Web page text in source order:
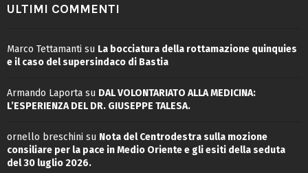
ULTIMI COMMENTI
Marco Tettamanti su La bocciatura della rottamazione quinquies
e il caso del supersindaco di Bastia
Armando Laporta su DAL VOLONTARIATO ALLA MEDICINA:
L’ESPERIENZA DEL DR. GIUSEPPE TALESA.
ornello breschini su Nota del Centrodestra sulla mozione
consiliare per la pace in Medio Oriente e gli esiti della seduta
del 30 luglio 2026.